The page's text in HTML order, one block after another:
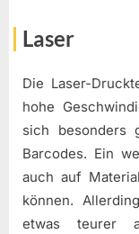
Laser
Die Laser-
hohe
sich besonders
Barcodes. Ein
auch auf
können.
etwas teurer